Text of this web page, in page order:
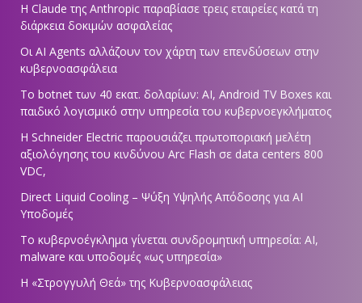
Η Claude της Anthropic παραβίασε τρεις εταιρείες κατά τη
διάρκεια δοκιμών ασφαλείας
Οι AI Agents αλλάζουν τον χάρτη των επενδύσεων στην
κυβερνοασφάλεια
Το botnet των 40 εκατ. δολαρίων: AI, Android TV Boxes και
παιδικό λογισμικό στην υπηρεσία του κυβερνοεγκλήματος
Η Schneider Electric παρουσιάζει πρωτοποριακή μελέτη
αξιολόγησης του κινδύνου Arc Flash σε data centers 800
VDC,
Direct Liquid Cooling – Ψύξη Υψηλής Απόδοσης για AI
Υποδομές
Το κυβερνοέγκλημα γίνεται συνδρομητική υπηρεσία: AI,
malware και υποδομές «ως υπηρεσία»
Η «Στρογγυλή Θεά» της Κυβερνοασφάλειας